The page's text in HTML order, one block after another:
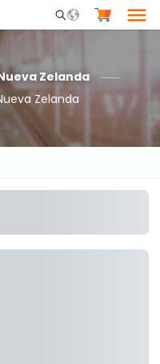
Mobile Search
Zelanda
Zelanda